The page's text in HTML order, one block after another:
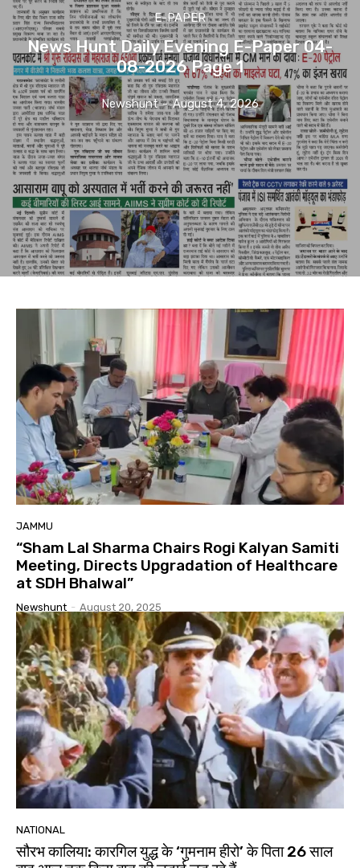
E-PAPER
News Hunt Daily Evening E-Paper 04-
08-2026 Page 1
Newshunt - August 4, 2026
JAMMU
“Sham Lal Sharma Chairs Rogi Kalyan Samiti
Meeting, Directs Upgradation of Healthcare
at SDH Bhalwal”
Newshunt - August 20, 2025
NATIONAL
सौरभ कालिया: कारगिल युद्ध के ‘गुमनाम हीरो’ के पिता 26 साल